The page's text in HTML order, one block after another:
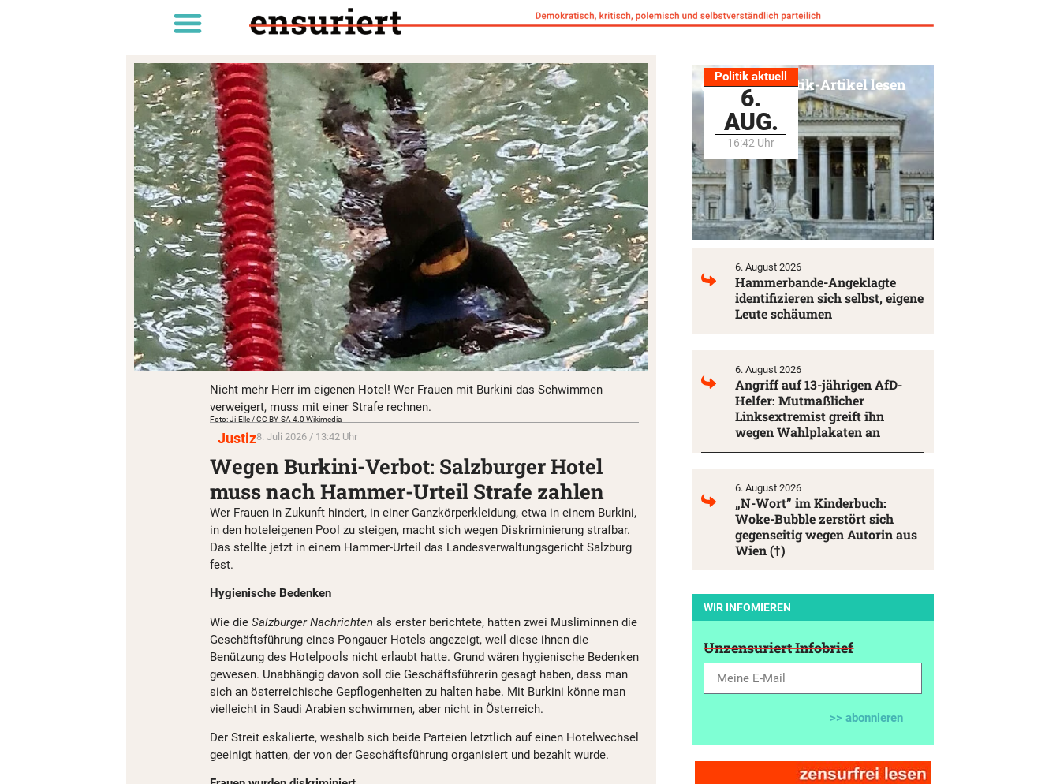
Nicht mehr Herr im eigenen Hotel! Wer Frauen mit Burkini das Schwimmen
verweigert, muss mit einer Strafe rechnen.
Foto: Ji-Elle / CC BY-SA 4.0 Wikimedia
Justiz8. Juli 2026 / 13:42 Uhr
Wegen Burkini-Verbot: Salzburger Hotel
muss nach Hammer-Urteil Strafe zahlen
Wer Frauen in Zukunft hindert, in einer Ganzkörperkleidung, etwa in einem Burkini,
in den hoteleigenen Pool zu steigen, macht sich wegen Diskriminierung strafbar.
Das stellte jetzt in einem Hammer-Urteil das Landesverwaltungsgericht Salzburg
fest.
Hygienische Bedenken
Wie die Salzburger Nachrichten als erster berichtete, hatten zwei Musliminnen die
Geschäftsführung eines Pongauer Hotels angezeigt, weil diese ihnen die
Benützung des Hotelpools nicht erlaubt hatte. Grund wären hygienische Bedenken
gewesen. Unabhängig davon soll die Geschäftsführerin gesagt haben, dass man
sich an österreichische Gepflogenheiten zu halten habe. Mit Burkini könne man
vielleicht in Saudi Arabien schwimmen, aber nicht in Österreich.
Der Streit eskalierte, weshalb sich beide Parteien letztlich auf einen Hotelwechsel
geeinigt hatten, der von der Geschäftsführung organisiert und bezahlt wurde.
Politik aktuell
6.
AUG.
16:42 Uhr
Alle Politik-Artikel lesen
6. August 2026
Hammerbande-Angeklagte
identifizieren sich selbst, eigene
Leute schäumen
6. August 2026
Angriff auf 13-jährigen AfD-
Helfer: Mutmaßlicher
Linksextremist greift ihn
wegen Wahlplakaten an
6. August 2026
„N-Wort” im Kinderbuch:
Woke-Bubble zerstört sich
gegenseitig wegen Autorin aus
Wien (†)
WIR INFOMIEREN
Unzensuriert Infobrief
>> abonnieren